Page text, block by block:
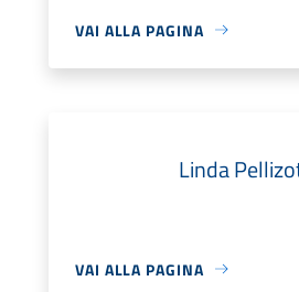
VAI ALLA PAGINA
Linda
VAI ALLA PAGINA